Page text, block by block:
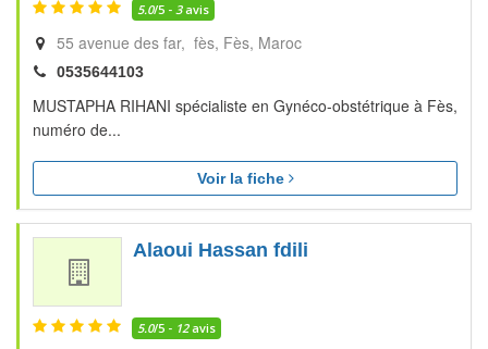
5.0/5 - 3avis
55 avenue des far, fès Fès Maroc
0535644103
MUSTAPHA RIHANI spécialiste en Gynéco-obstétrique à Fès,
numéro de...
Voir la fiche
Alaoui Hassan fdili
5.0/5 - 12avis